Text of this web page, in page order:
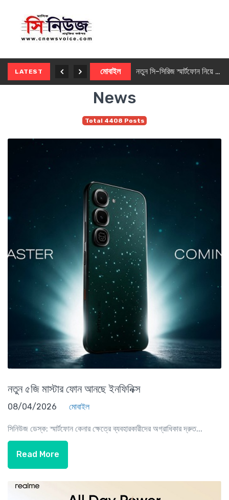
LATEST মোবাইল নতুন সি-সিরিজ স্মার্টফোন নিয়ে আসছে রিয়েলমি
News
Total 4408 Posts
নতুন ৫জি মাস্টার ফোন আনছে ইনফিনিক্স
08/04/2026 মোবাইল
সিনিউজ ডেস্ক: স্মার্টফোন কেনার ক্ষেত্রে ব্যবহারকারীদের অগ্রাধিকার দ্রুত...
Read More